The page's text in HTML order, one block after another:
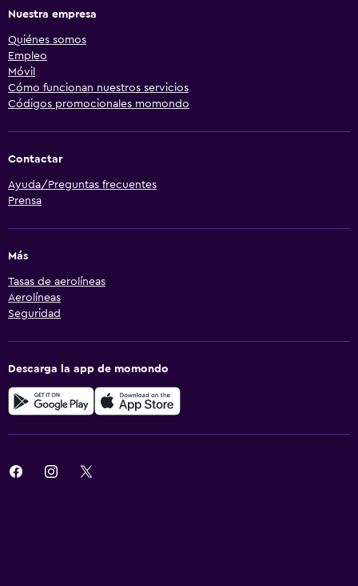
Nuestra empresa
Quiénes somos
Empleo
Móvil
Cómo funcionan nuestros servicios
Códigos promocionales momondo
Contactar
Ayuda/Preguntas frecuentes
Prensa
Más
Tasas de aerolíneas
Aerolíneas
Seguridad
Descarga la app de momondo